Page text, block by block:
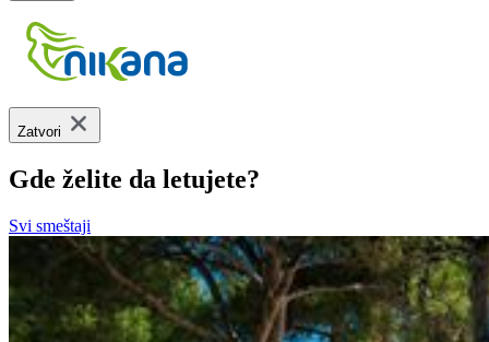
Zatvori
Gde želite da letujete?
Svi smeštaji